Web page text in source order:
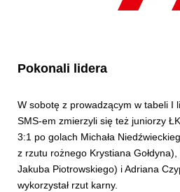
Pokonali lidera
W sobotę z prowadzącym w tabeli I
SMS-em zmierzyli się też juniorzy
3:1 po golach Michała
z rzutu rożnego Krystiana
Jakuba Piotrowskiego) i Adriana
wykorzystał rzut karny.